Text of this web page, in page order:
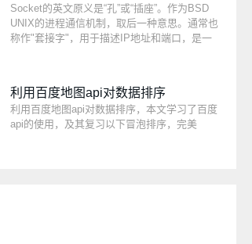
Socket的英文原义是“孔”或“插座”。作为BSD
UNIX的进程通信机制，取后一种意思。通常也
称作"套接字"，用于描述IP地址和端口，是一
每种服务都打开一个Socket，并绑定到一个端
口上，不同的端口对应于不同的服务。Socket
正如其英文原义那样，像一个多孔插座。一台
利用百度地图api对数据排序
利用百度地图api对数据排序，本文学习了百度
api的使用，及其复习以下冒泡排序，完美